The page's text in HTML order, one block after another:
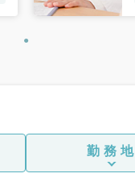
勤務地